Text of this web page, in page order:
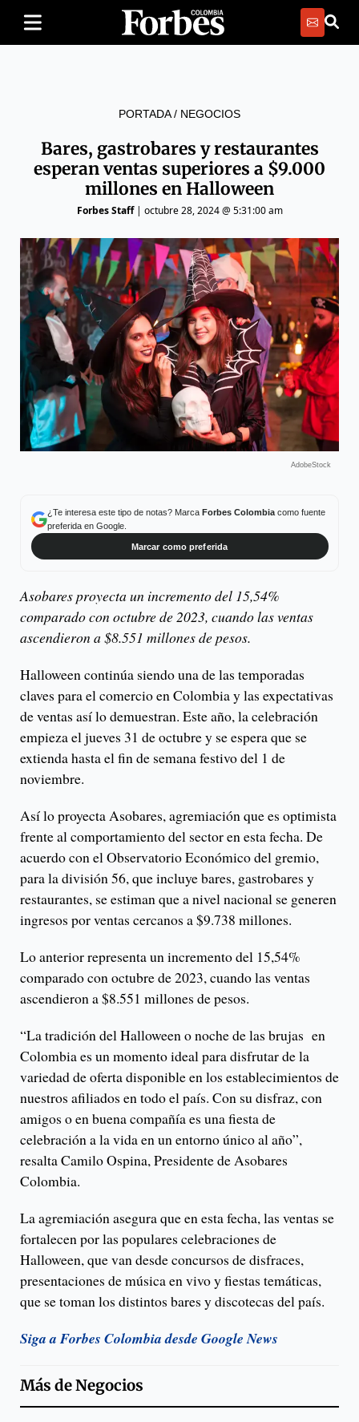
PORTADA/ NEGOCIOS
Bares, gastrobares y restaurantes
esperan ventas superiores a $9.000
millones en Halloween
Forbes Staff| octubre 28, 2024 @ 5:31:00 am
AdobeStock
¿Te interesa este tipo de notas? Marca Forbes Colombiacomo fuente
preferida en Google.
Marcar como preferida
Asobares proyecta un incremento del 15,54%
comparado con octubre de 2023, cuando las ventas
ascendieron a $8.551 millones de pesos.
Halloween continúa siendo una de las temporadas
claves para el comercio en Colombia y las expectativas
de ventas así lo demuestran. Este año, la celebración
empieza el jueves 31 de octubre y se espera que se
extienda hasta el fin de semana festivo del 1 de
noviembre.
Así lo proyecta Asobares, agremiación que es optimista
frente al comportamiento del sector en esta fecha. De
acuerdo con el Observatorio Económico del gremio,
para la división 56, que incluye bares, gastrobares y
restaurantes, se estiman que a nivel nacional se generen
ingresos por ventas cercanos a $9.738 millones.
Lo anterior representa un incremento del 15,54%
comparado con octubre de 2023, cuando las ventas
ascendieron a $8.551 millones de pesos.
“La tradición del Halloween o noche de las brujas en
Colombia es un momento ideal para disfrutar de la
variedad de oferta disponible en los establecimientos de
nuestros afiliados en todo el país. Con su disfraz, con
amigos o en buena compañía es una fiesta de
celebración a la vida en un entorno único al año”,
resalta Camilo Ospina, Presidente de Asobares
Colombia.
La agremiación asegura que en esta fecha, las ventas se
fortalecen por las populares celebraciones de
Halloween, que van desde concursos de disfraces,
presentaciones de música en vivo y fiestas temáticas,
que se toman los distintos bares y discotecas del país.
Siga a Forbes Colombia desde Google News
Más deNegocios